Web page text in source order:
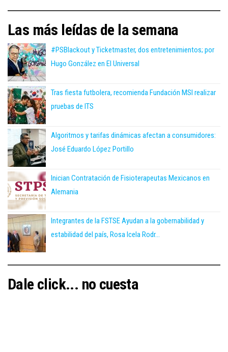
Las más leídas de la semana
#PSBlackout y Ticketmaster, dos entretenimientos; por
Hugo González en El Universal
Tras fiesta futbolera, recomienda Fundación MSI realizar
pruebas de ITS
Algoritmos y tarifas dinámicas afectan a consumidores:
José Eduardo López Portillo
Inician Contratación de Fisioterapeutas Mexicanos en
Alemania
Integrantes de la FSTSE Ayudan a la gobernabilidad y
estabilidad del país, Rosa Icela Rodr...
Dale click... no cuesta